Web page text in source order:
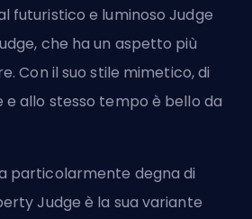
futuristico e luminoso Judge
che ha un aspetto più
Con il suo stile mimetico, di
e allo stesso tempo è bello da
particolarmente degna di
Judge è la sua variante